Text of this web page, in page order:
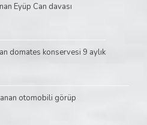
Eyüp Can davası
domates konservesi 9 aylık
otomobili görüp